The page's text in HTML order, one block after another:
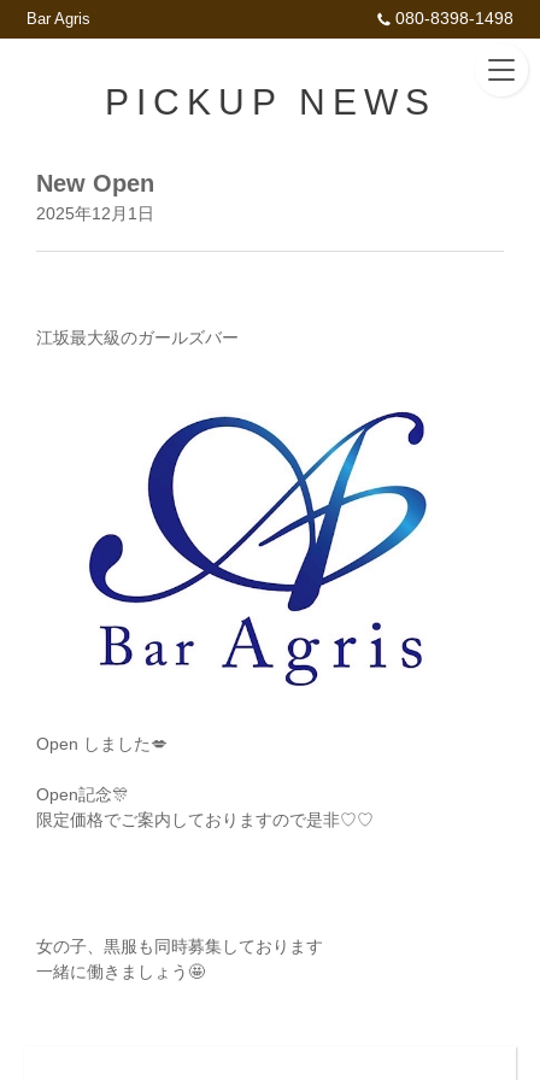
Bar Agris 080-8398-1498
PICKUP NEWS
New Open
2025年12月1日
江坂最大級のガールズバー
Open しました💋
Open記念🎊
限定価格でご案内しておりますので是非♡♡
女の子、黒服も同時募集しております
一緒に働きましょう🤩